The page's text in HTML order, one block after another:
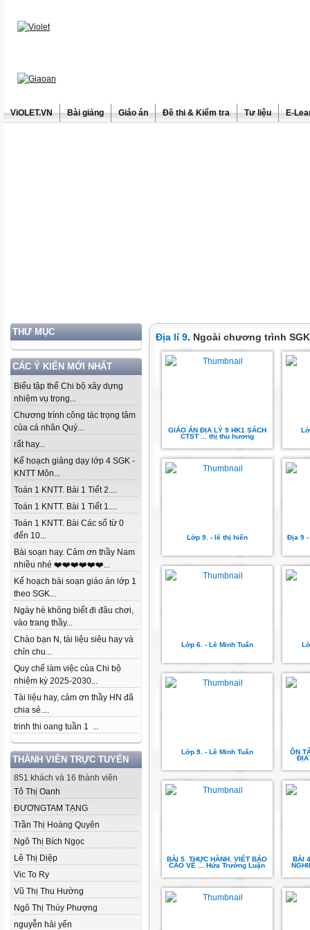
ViOLET.VN Bài giảng Giáo án Đề thi & Kiểm tra Tư liệu E-
THƯ MỤC
CÁC Ý KIẾN MỚI NHẤT
Biểu tập thể Chi bộ xây dựng
nhiệm vụ trọng...
Chương trình công tác trọng tâm
của cá nhân Quý...
rất hay...
Kế hoạch giảng dạy lớp 4 SGK -
KNTT Môn...
Toán 1 KNTT. Bài 1 Tiết 2....
Toán 1 KNTT. Bài 1 Tiết 1....
Toán 1 KNTT. Bài Các số từ 0
đến 10...
Bài soạn hay. Cảm ơn thầy Nam
nhiều nhé ❤️❤️❤️❤️❤️❤️...
Kế hoạch bài soạn giáo án lớp 1
theo SGK...
Ngày hè không biết đi đâu chơi,
vào trang thầy...
Chào bạn N, tài liệu siêu hay và
chỉn chu...
Quy chế làm việc của Chi bộ
nhiệm kỳ 2025-2030...
Tài liệu hay, cảm ơn thầy HN đã
chia sẻ....
trinh thi oang tuần 1 ...
THÀNH VIÊN TRỰC TUYẾN
851 khách và 16 thành viên
Tô Thị Oanh
ĐƯƠNGTAM TẠNG
Trần Thị Hoàng Quyên
Ngô Thị Bích Ngọc
Lê Thị Diệp
Vic To Ry
Vũ Thị Thu Hường
Ngô Thị Thúy Phượng
nguyễn hải yến
Địa lí 9. Ngoài chương trình SGK
GIÁO ÁN ĐỊA LÝ 9 HK1 SÁCH
CTST ... thị thu hương
Lớp 9. - lê thị hiến Địa 9
Lớp 6. - Lê Minh Tuấn
Lớp 9. - Lê Minh Tuấn
ÔN
ĐỊA
BÀI 5. THỰC HÀNH. VIẾT BÁO
CÁO VỀ ... Hứa Trường Luận
BÀI